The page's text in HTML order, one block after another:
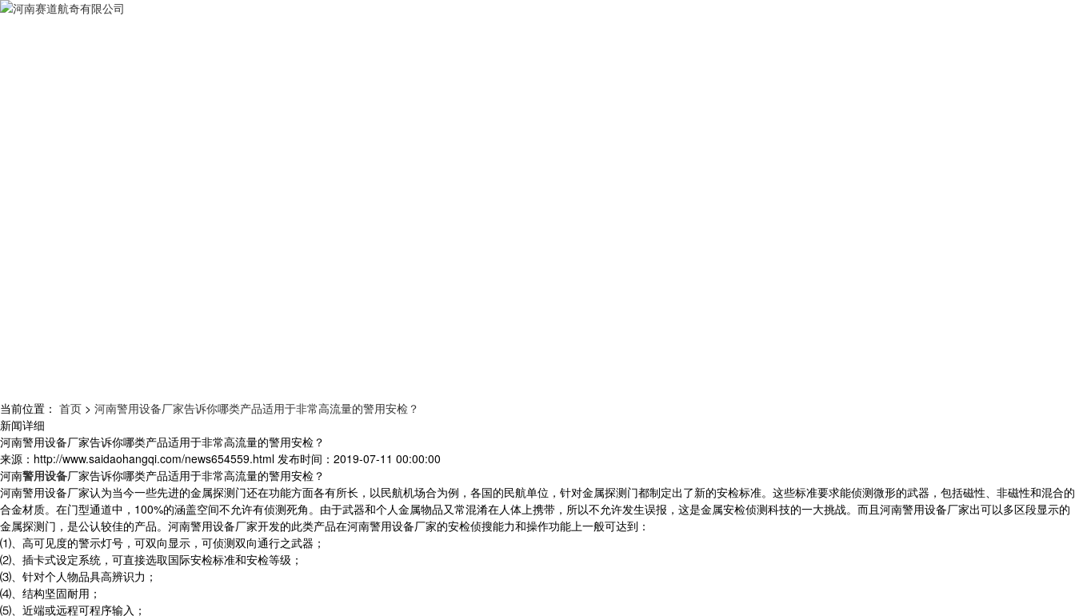
当前位置： 首页 > 河南警用设备厂家告诉你哪类产品适用于非常高流量的警用安检？
新闻详细
河南警用设备厂家告诉你哪类产品适用于非常高流量的警用安检？
来源： http://www.saidaohangqi.com/news654559.html 发布时间： 2019-07-11 00:00:00
河南警用设备厂家告诉你哪类产品适用于非常高流量的警用安检？
河南警用设备厂家认为当今一些先进的金属探测门还在功能方面各有所长，以民航机场合为例，各国的民航单位，针对金属探测门都制定出了新的安检标准。这些标准要求能侦测微形的武器，包括磁性、非磁性和混合的
合金材质。在门型通道中，100%的涵盖空间不允许有侦测死角。由于武器和个人金属物品又常混淆在人体上携带，所以不允许发生误报，这是金属安检侦测科技的一大挑战。而且河南警用设备厂家出可以多区段显示的
金属探测门，是公认较佳的产品。河南警用设备厂家开发的此类产品在河南警用设备厂家的安检侦搜能力和操作功能上一般可达到：
⑴、高可见度的警示灯号，可双向显示，可侦测双向通行之武器；
⑵、插卡式设定系统，可直接选取国际安检标准和安检等级；
⑶、针对个人物品具高辨识力；
⑷、结构坚固耐用；
⑸、近端或远程可程序输入；